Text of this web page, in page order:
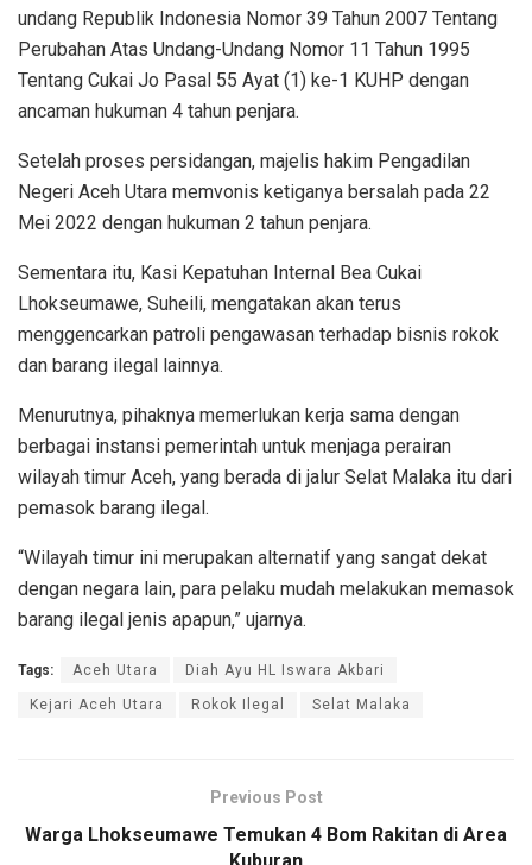
undang Republik Indonesia Nomor 39 Tahun 2007 Tentang
Perubahan Atas Undang-Undang Nomor 11 Tahun 1995
Tentang Cukai Jo Pasal 55 Ayat (1) ke-1 KUHP dengan
ancaman hukuman 4 tahun penjara.
Setelah proses persidangan, majelis hakim Pengadilan
Negeri Aceh Utara memvonis ketiganya bersalah pada 22
Mei 2022 dengan hukuman 2 tahun penjara.
Sementara itu, Kasi Kepatuhan Internal Bea Cukai
Lhokseumawe, Suheili, mengatakan akan terus
menggencarkan patroli pengawasan terhadap bisnis rokok
dan barang ilegal lainnya.
Menurutnya, pihaknya memerlukan kerja sama dengan
berbagai instansi pemerintah untuk menjaga perairan
wilayah timur Aceh, yang berada di jalur Selat Malaka itu dari
pemasok barang ilegal.
“Wilayah timur ini merupakan alternatif yang sangat dekat
dengan negara lain, para pelaku mudah melakukan memasok
barang ilegal jenis apapun,” ujarnya.
Tags: Aceh Utara Diah Ayu HL Iswara Akbari
Kejari Aceh Utara Rokok Ilegal Selat Malaka
Previous Post
Warga Lhokseumawe Temukan 4 Bom Rakitan di Area
Kuburan